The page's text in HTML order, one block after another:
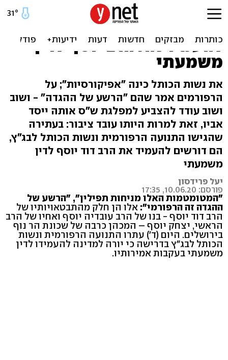
"המטומטמות האלו מניחות
תפילין": עתירה לבג"ץ
להעמיד את הרב יוסף לדין
משמעתי
את נשות הכותל כינה "אפיקורסיות"; על
הרפורמים אמר שהם "הרשע של ההגדה" - ושוב
ושוב עודד להצביע למפלגת ש"ס אותה ייסד
אביו, זאת למרות היותו עובד ציבור: בעתירה
שהגישו התנועה הרפורמית ונשות הכותל לבג"ץ,
הם דורשים להעמיד את הרב דוד יוסף לדין
משמעתי
יעל פרידסון
פורסם: 10.06.20, 17:35
"המטומטמות האלו מניחות תפילין", "הרשע של
ההגדה זה הרפורמי": אלו הן חלק מהתבטאויותיו של
הרב דוד יוסף - בנו של הרב עובדיה יוסף ואחיו של הרב
הראשי, יצחק יוסף – המכהן כרבה של שכונת הר נוף
בירושלים. היום (ד') עתרו התנועה הרפורמית ונשות
הכותל לבג"ץ בדרישה כי יורה למדינה להעמידו לדין
משמעתי בעקבות אמירותיו.